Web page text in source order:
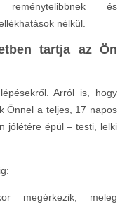
reménytelibbnek és
nélkül.
tartja az Ön
Arról is, hogy
Önnel a teljes, 17 napos
jólétére épül – testi, lelki
megérkezik, meleg